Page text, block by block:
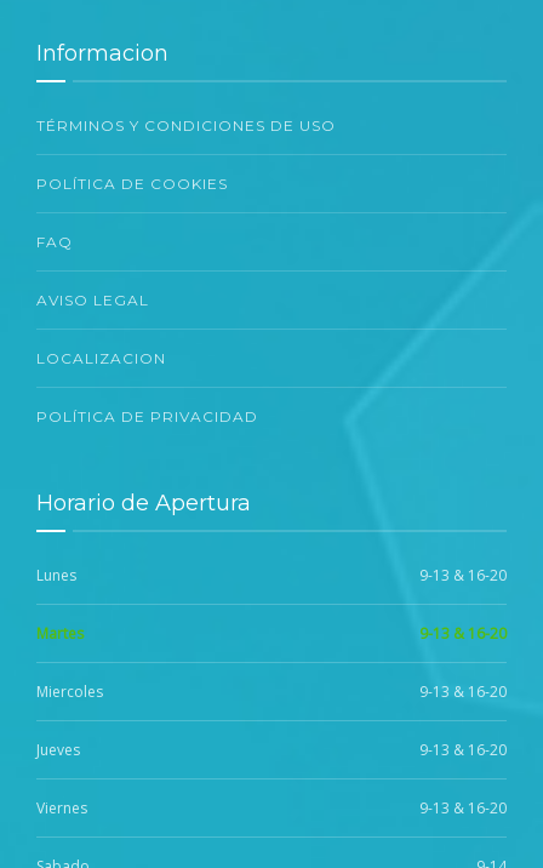
Informacion
TÉRMINOS Y CONDICIONES DE USO
POLÍTICA DE COOKIES
FAQ
AVISO LEGAL
LOCALIZACION
POLÍTICA DE PRIVACIDAD
Horario de Apertura
Lunes 9-13 & 16-20
Martes 9-13 & 16-20
Miercoles 9-13 & 16-20
Jueves 9-13 & 16-20
Viernes 9-13 & 16-20